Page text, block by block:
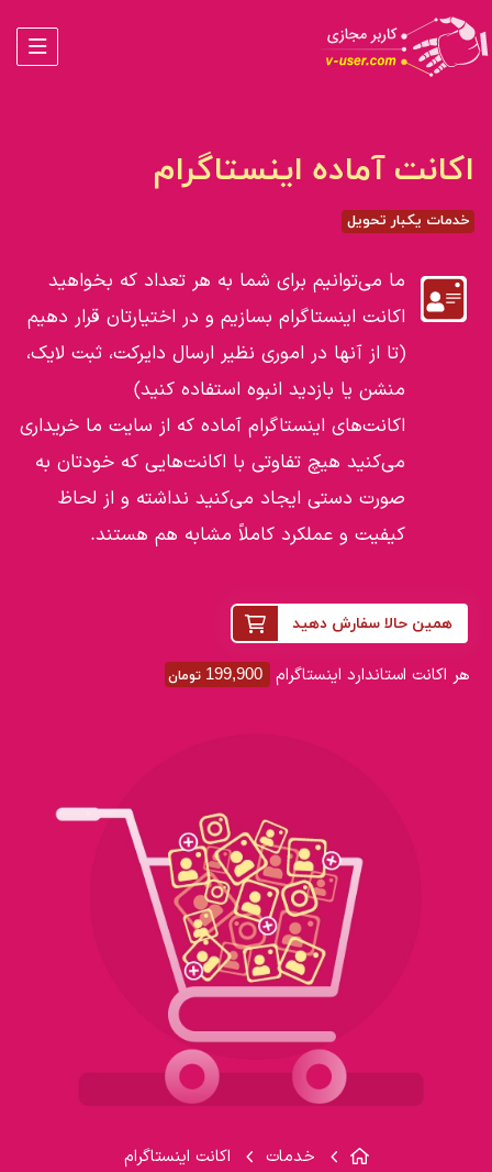
اکانت آماده اینستاگرام
خدمات یکبار تحویل
ما می‌توانیم برای شما به هر تعداد که بخواهید
اکانت اینستاگرام بسازیم و در اختیارتان قرار دهیم
(تا از آنها در اموری نظیر ارسال دایرکت، ثبت لایک،
منشن یا بازدید انبوه استفاده کنید)
اکانت‌های اینستاگرام آماده‌ که از سایت ما خریداری
می‌کنید هیچ تفاوتی با اکانت‌هایی که خودتان به
صورت دستی ایجاد می‌کنید نداشته و از لحاظ
کیفیت و عملکرد کاملاً مشابه هم هستند.
همین حالا سفارش دهید
هر اکانت استاندارد اینستاگرام 199,900 تومان
خدمات اکانت اینستاگرام